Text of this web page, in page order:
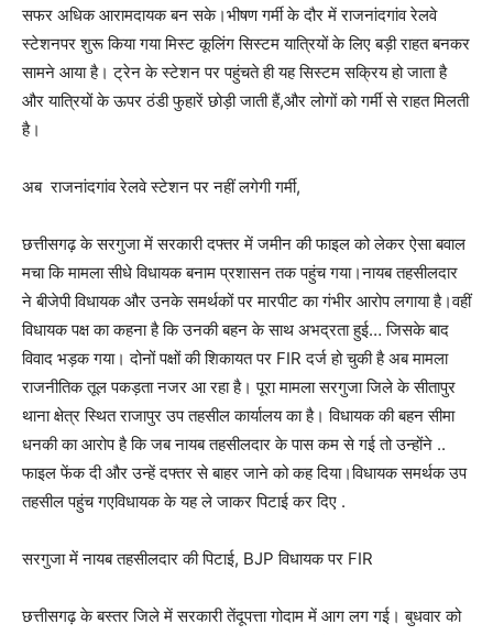
सफर अधिक आरामदायक बन सके।भीषण गर्मी के दौर में राजनांदगांव रेलवे
स्टेशनपर शुरू किया गया मिस्ट कूलिंग सिस्टम यात्रियों के लिए बड़ी राहत बनकर
सामने आया है। ट्रेन के स्टेशन पर पहुंचते ही यह सिस्टम सक्रिय हो जाता है
और यात्रियों के ऊपर ठंडी फुहारें छोड़ी जाती हैं,और लोगों को गर्मी से राहत मिलती
है।
अब राजनांदगांव रेलवे स्टेशन पर नहीं लगेगी गर्मी,
छत्तीसगढ़ के सरगुजा में सरकारी दफ्तर में जमीन की फाइल को लेकर ऐसा बवाल
मचा कि मामला सीधे विधायक बनाम प्रशासन तक पहुंच गया।नायब तहसीलदार
ने बीजेपी विधायक और उनके समर्थकों पर मारपीट का गंभीर आरोप लगाया है।वहीं
विधायक पक्ष का कहना है कि उनकी बहन के साथ अभद्रता हुई… जिसके बाद
विवाद भड़क गया। दोनों पक्षों की शिकायत पर FIR दर्ज हो चुकी है अब मामला
राजनीतिक तूल पकड़ता नजर आ रहा है। पूरा मामला सरगुजा जिले के सीतापुर
थाना क्षेत्र स्थित राजापुर उप तहसील कार्यालय का है। विधायक की बहन सीमा
धनकी का आरोप है कि जब नायब तहसीलदार के पास कम से गई तो उन्होंने ..
फाइल फेंक दी और उन्हें दफ्तर से बाहर जाने को कह दिया।विधायक समर्थक उप
तहसील पहुंच गएविधायक के यह ले जाकर पिटाई कर दिए .
सरगुजा में नायब तहसीलदार की पिटाई, BJP विधायक पर FIR
छत्तीसगढ़ के बस्तर जिले में सरकारी तेंदूपत्ता गोदाम में आग लग गई। बुधवार को